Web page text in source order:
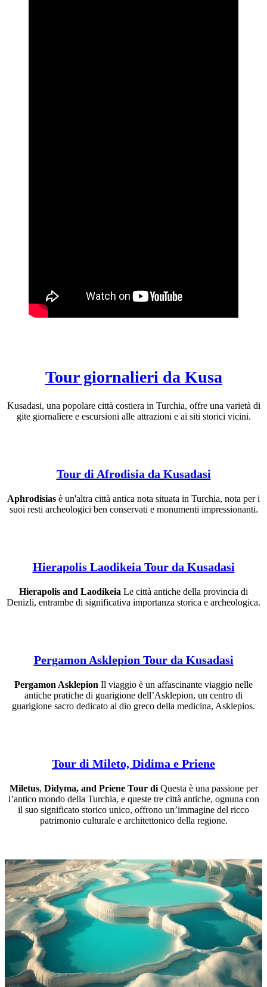
Tour giornalieri da Kusa
Kusadasi, una popolare città costiera in Turchia, offre una varietà di
gite giornaliere e escursioni alle attrazioni e ai siti storici vicini.
Tour di Afrodisia da Kusadasi
Aphrodisias è un'altra città antica nota situata in Turchia, nota per i
suoi resti archeologici ben conservati e monumenti impressionanti.
Hierapolis Laodikeia Tour da Kusadasi
Hierapolis and Laodikeia Le città antiche della provincia di
Denizli, entrambe di significativa importanza storica e archeologica.
Pergamon Asklepion Tour da Kusadasi
Pergamon Asklepion Il viaggio è un affascinante viaggio nelle
antiche pratiche di guarigione dell’Asklepion, un centro di
guarigione sacro dedicato al dio greco della medicina, Asklepios.
Tour di Mileto, Didima e Priene
Miletus, Didyma, and Priene Tour di Questa è una passione per
l’antico mondo della Turchia, e queste tre città antiche, ognuna con
il suo significato storico unico, offrono un’immagine del ricco
patrimonio culturale e architettonico della regione.